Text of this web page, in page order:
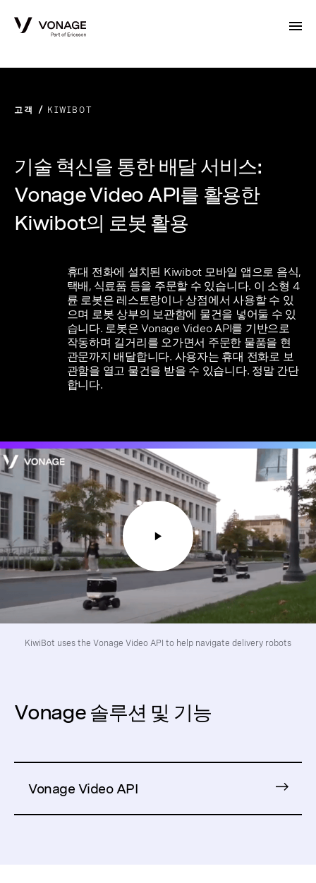
고객 KIWIBOT
기술 혁신을 통한 배달 서비스:
Vonage Video API를 활용한
Kiwibot의 로봇 활용
휴대 전화에 설치된 Kiwibot 모바일 앱으로 음식,
택배, 식료품 등을 주문할 수 있습니다. 이 소형 4
륜 로봇은 레스토랑이나 상점에서 사용할 수 있
으며 로봇 상부의 보관함에 물건을 넣어둘 수 있
습니다. 로봇은 Vonage Video API를 기반으로
작동하며 길거리를 오가면서 주문한 물품을 현
관문까지 배달합니다. 사용자는 휴대 전화로 보
관함을 열고 물건을 받을 수 있습니다. 정말 간단
합니다.
KiwiBot uses the Vonage Video API to help navigate delivery robots
Vonage 솔루션 및 기능
Vonage Video API